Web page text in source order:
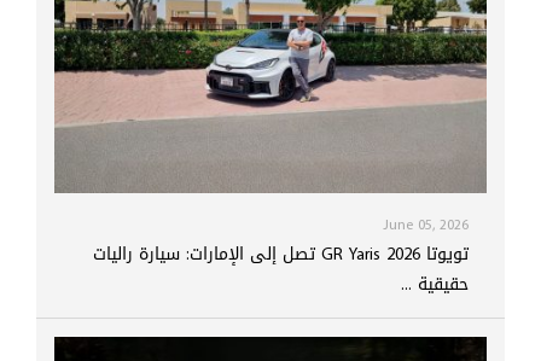
June 05, 2026
تويوتا GR Yaris 2026 تصل إلى الإمارات: سيارة راليات
حقيقية ...